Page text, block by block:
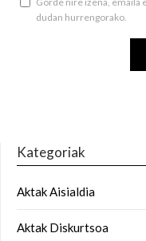
dudan hurrengorako.
Kategoriak
Aktak Aisialdia
Aktak Diskurtsoa